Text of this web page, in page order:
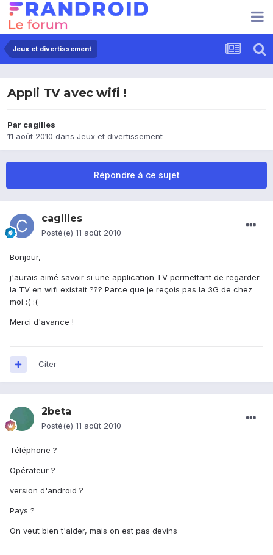
Jeux et divertissement
Appli TV avec wifi !
Par cagilles
11 août 2010 dans Jeux et divertissement
Répondre à ce sujet
cagilles
Posté(e) 11 août 2010
Bonjour,
j'aurais aimé savoir si une application TV permettant de regarder
la TV en wifi existait ??? Parce que je reçois pas la 3G de chez
moi :( :(
Merci d'avance !
Citer
2beta
Posté(e) 11 août 2010
Téléphone ?
Opérateur ?
version d'android ?
Pays ?
On veut bien t'aider, mais on est pas devins